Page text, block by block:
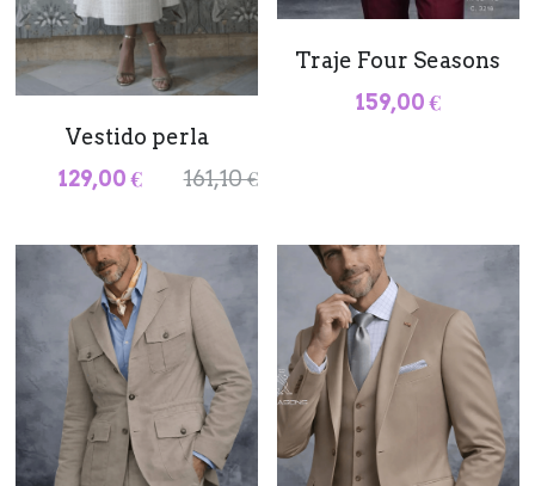
Vestido perla
129,00 €
161,10 €
Traje Four Seasons
159,00 €